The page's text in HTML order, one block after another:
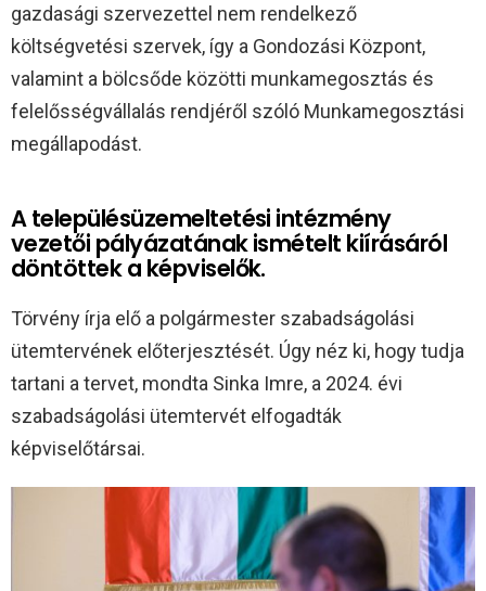
gazdasági szervezettel nem rendelkező
költségvetési szervek, így a Gondozási Központ,
valamint a bölcsőde közötti munkamegosztás és
felelősségvállalás rendjéről szóló Munkamegosztási
megállapodást.
A településüzemeltetési intézmény
vezetői pályázatának ismételt kiírásáról
döntöttek a képviselők.
Törvény írja elő a polgármester szabadságolási
ütemtervének előterjesztését. Úgy néz ki, hogy tudja
tartani a tervet, mondta Sinka Imre, a 2024. évi
szabadságolási ütemtervét elfogadták
képviselőtársai.